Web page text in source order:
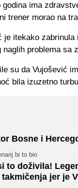
ima
trener morao na
itekako
problema sa
su da Vujošević
bila izuzetno
Bosne i
bi to bio
to doživila!
jer je